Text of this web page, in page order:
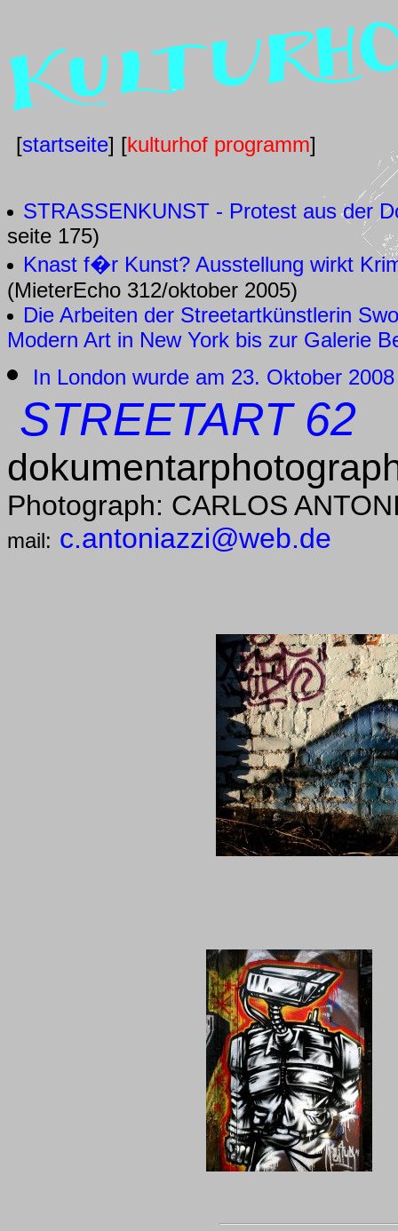
[startseite] [kulturhof programm]
STRASSENKUNST - Protest aus der
seite 175)
Knast f�r Kunst? Ausstellung wirkt
(MieterEcho 312/oktober 2005)
Die Arbeiten der Streetartkünstlerin
Modern Art in New York bis zur Galerie
In London wurde am 23. Oktober
STREETART 62
Photograph: CARLOS
mail: c.antoniazzi@web.de